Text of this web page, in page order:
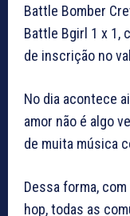
Battle Bomber
Battle Bgirl 1 x 1,
de inscrição no
No dia acontece
amor não é algo
de muita música
Dessa forma,
hop, todas as